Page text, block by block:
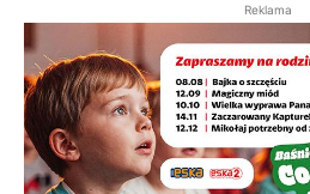
Reklama